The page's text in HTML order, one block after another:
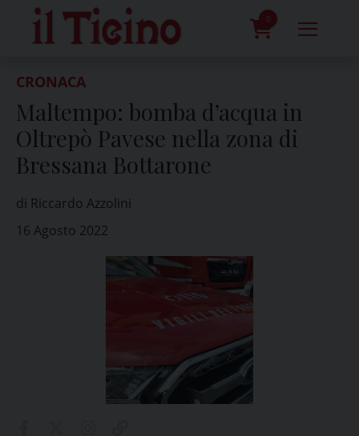
content
0
CRONACA
Maltempo: bomba d’acqua in
Oltrepò Pavese nella zona di
Bressana Bottarone
di Riccardo Azzolini
16 Agosto 2022